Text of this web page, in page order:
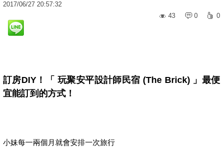
2017/06/27 20:57:32
43
0 0
訂房DIY！
「 玩聚安平設計師民宿 (The Brick) 」最便
宜能訂到的方式 ！
小妹每一兩個月就會安排一次旅行